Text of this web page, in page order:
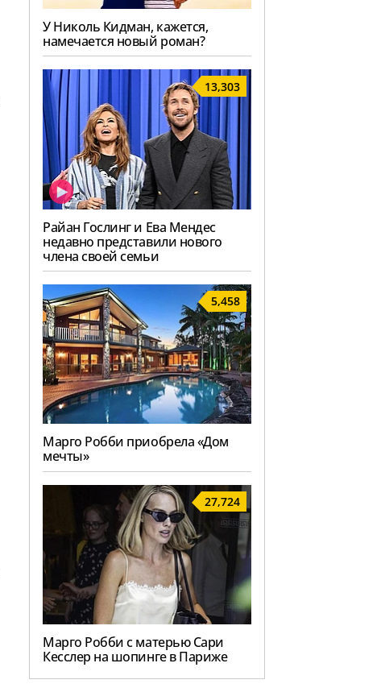
У Николь Кидман, кажется,
намечается новый роман?
13,303
Райан Гослинг и Ева Мендес
недавно представили нового
члена своей семьи
5,458
Марго Робби приобрела «Дом
мечты»
27,724
Марго Робби с матерью Сари
Кесслер на шопинге в Париже